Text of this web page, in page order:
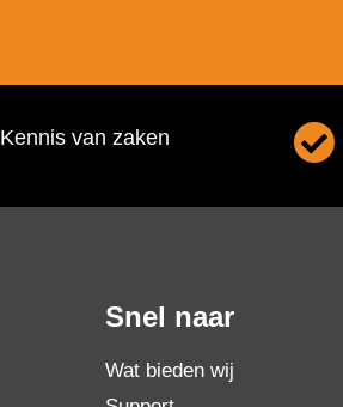
Kennis van zaken
Snel naar
Wat bieden wij